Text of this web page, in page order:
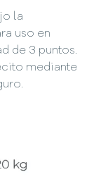
la
uso en
de 3 puntos.
mediante